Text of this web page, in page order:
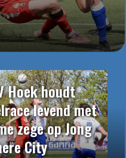
Hoek houdt
levend met
zege op Jong
City